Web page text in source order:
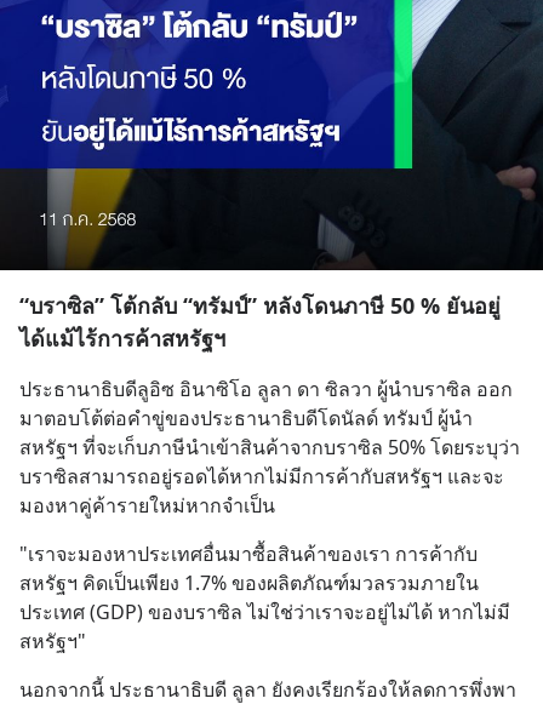
“บราซิล” โต้กลับ “ทรัมป์” หลังโดนภาษี 50 % ยันอยู่
ได้แม้ไร้การค้าสหรัฐฯ
ประธานาธิบดีลูอิซ อินาซิโอ ลูลา ดา ซิลวา ผู้นำบราซิล ออก
มาตอบโต้ต่อคำขู่ของประธานาธิบดีโดนัลด์ ทรัมป์ ผู้นำ
สหรัฐฯ ที่จะเก็บภาษีนำเข้าสินค้าจากบราซิล 50% โดยระบุว่า
บราซิลสามารถอยู่รอดได้หากไม่มีการค้ากับสหรัฐฯ และจะ
มองหาคู่ค้ารายใหม่หากจำเป็น
"เราจะมองหาประเทศอื่นมาซื้อสินค้าของเรา การค้ากับ
สหรัฐฯ คิดเป็นเพียง 1.7% ของผลิตภัณฑ์มวลรวมภายใน
ประเทศ (GDP) ของบราซิล ไม่ใช่ว่าเราจะอยู่ไม่ได้ หากไม่มี
สหรัฐฯ"
นอกจากนี้ ประธานาธิบดี ลูลา ยังคงเรียกร้องให้ลดการพึ่งพา